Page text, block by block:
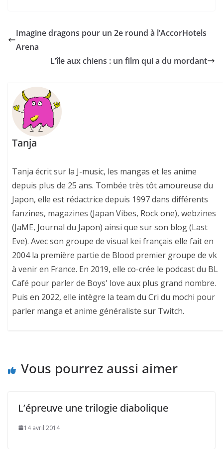
Imagine dragons pour un 2e round à l’AccorHotels
Arena
L’île aux chiens : un film qui a du mordant
Tanja
Tanja écrit sur la J-music, les mangas et les anime
depuis plus de 25 ans. Tombée très tôt amoureuse du
Japon, elle est rédactrice depuis 1997 dans différents
fanzines, magazines (Japan Vibes, Rock one), webzines
(JaME, Journal du Japon) ainsi que sur son blog (Last
Eve). Avec son groupe de visual kei français elle fait en
2004 la première partie de Blood premier groupe de vk
à venir en France. En 2019, elle co-crée le podcast du BL
Café pour parler de Boys' love aux plus grand nombre.
Puis en 2022, elle intègre la team du Cri du mochi pour
parler manga et anime généraliste sur Twitch.
Vous pourrez aussi aimer
L’épreuve une trilogie diabolique
14 avril 2014